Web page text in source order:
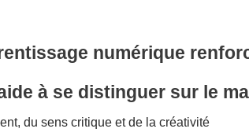
numérique
à se distinguer sur le
du sens critique et de la créativité